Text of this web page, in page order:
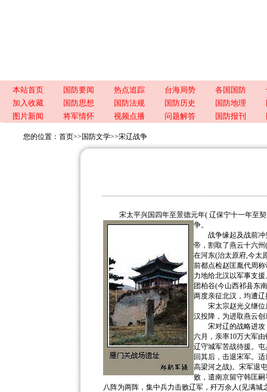
本站首页 国防要闻 热点追踪 台海局势 各国国防
加入收藏
国防思想 国防法规 国防历史 国防地理
图片新闻
将军情怀 视频点播 问题解答 国防报刊
您的位置： 首页>> 国防文学>>宋辽战争
宋太平兴国四年至景德元年( 辽保宁十一年至契
争。
战争缘起及战前冲
帝，割取了燕云十六
在河东(治太原府,今太
前都点检赵匡胤代周
力地给北汉以军事支
团柏谷(今山西祁县东
两度亲征北汉，均遭
宋太宗赵光义继位后
汉投降，为进取燕云
宋对辽的战略进攻
六月，亲率10万大军
辽守城军苦战待援。
回其后，击退宋军。
高梁河之战)。宋军退
败，遣南京留守韩匡
八阵为两阵，集中兵力击败辽军，歼万余人(见满